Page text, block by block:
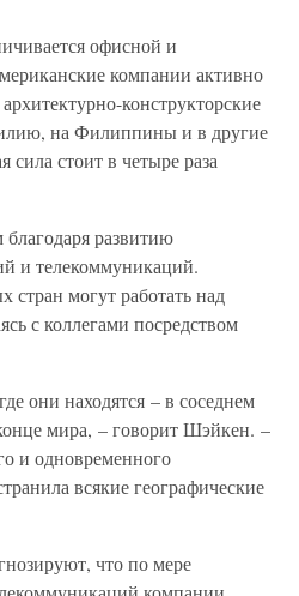
офисной и
компании активно
конструкторские
на Филиппины и в другие
сила стоит в четыре раза
развитию
и телекоммуникаций.
могут работать над
с коллегами посредством
они находятся – в соседнем
мира, – говорит Шэйкен. –
и одновременного
всякие географические
что по мере